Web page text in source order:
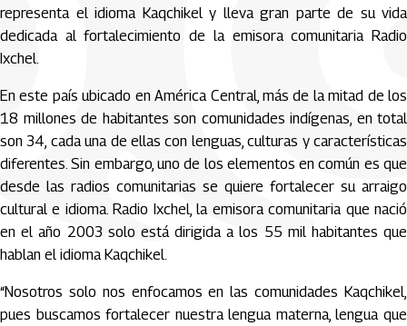
representa el idioma Kaqchikel y lleva gran parte de su vida
dedicada al fortalecimiento de la emisora comunitaria Radio
Ixchel.
En este país ubicado en América Central, más de la mitad de los
18 millones de habitantes son comunidades indígenas, en total
son 34, cada una de ellas con lenguas, culturas y características
diferentes. Sin embargo, uno de los elementos en común es que
desde las radios comunitarias se quiere fortalecer su arraigo
cultural e idioma. Radio Ixchel, la emisora comunitaria que nació
en el año 2003 solo está dirigida a los 55 mil habitantes que
hablan el idioma Kaqchikel.
“Nosotros solo nos enfocamos en las comunidades Kaqchikel,
pues buscamos fortalecer nuestra lengua materna, lengua que